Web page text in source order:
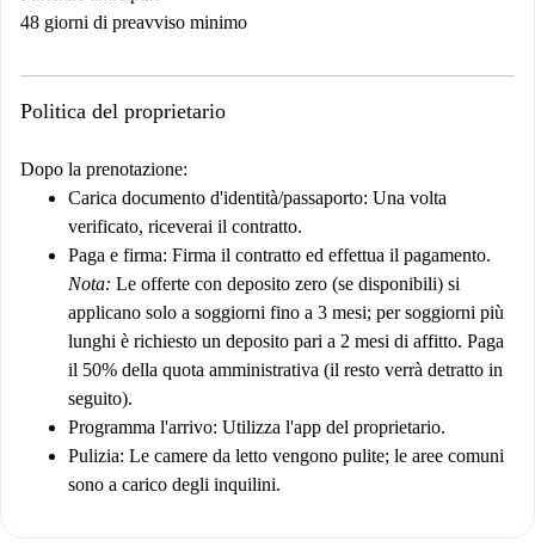
48 giorni di preavviso minimo
Politica del proprietario
Dopo la prenotazione:
Carica documento d'identità/passaporto: Una volta
verificato, riceverai il contratto.
Paga e firma: Firma il contratto ed effettua il pagamento.
Nota: Le offerte con deposito zero (se disponibili) si
applicano solo a soggiorni fino a 3 mesi; per soggiorni più
lunghi è richiesto un deposito pari a 2 mesi di affitto. Paga
il 50% della quota amministrativa (il resto verrà detratto in
seguito).
Programma l'arrivo: Utilizza l'app del proprietario.
Pulizia: Le camere da letto vengono pulite; le aree comuni
sono a carico degli inquilini.